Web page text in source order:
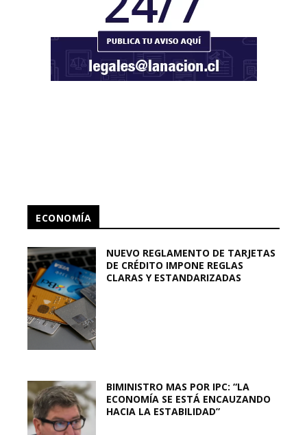
ECONOMÍA
NUEVO REGLAMENTO DE TARJETAS
DE CRÉDITO IMPONE REGLAS
CLARAS Y ESTANDARIZADAS
BIMINISTRO MAS POR IPC: “LA
ECONOMÍA SE ESTÁ ENCAUZANDO
HACIA LA ESTABILIDAD”